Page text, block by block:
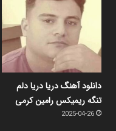
دانلود آهنگ دریا دریا دلم
تنگه ریمیکس رامین کرمی
2025-04-26